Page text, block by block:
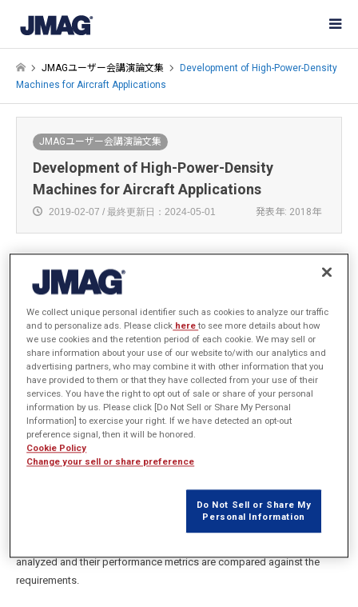
JMAGユーザー会講演論文集
Development of High-Power-Density
Machines for Aircraft Applications
JMAGユーザー会講演論文集
Development of High-Power-Density
Machines for Aircraft Applications
2019-02-07 / 最終更新日：2024-05-01 発表年: 2018年
Dheeraj Bobba
University of Wisconsin-Madison
概要
The selection of an electric machine type and design is highly
dependent on its application. Unlike automotive applications where
the cost, efficiency, and manufacturing complexity are major concerns,
aerospace applications demand high power density combined with
high levels of safety and reliability. This study is focused on identifying
the requirements and challenges associated with designing high-
analyzed and their performance metrics are compared against the
requirements.
We collect unique personal identifier such as cookies to analyze our traffic
and to personalize ads. Please click hereto see more details about how
we use cookies and the retention period of each cookie. We may sell or
share information about your use of our website to/with our analytics and
advertising partners, who may combine it with other information that you
have provided to them or that they have collected from your use of their
services. You have the right to opt out of sale or share of your personal
information by us. Please click [Do Not Sell or Share My Personal
Information] to exercise your right. If we have detected an opt-out
preference signal, then it will be honored.
Cookie Policy
Change your sell or share preference
Do Not Sell or Share My
Personal Information